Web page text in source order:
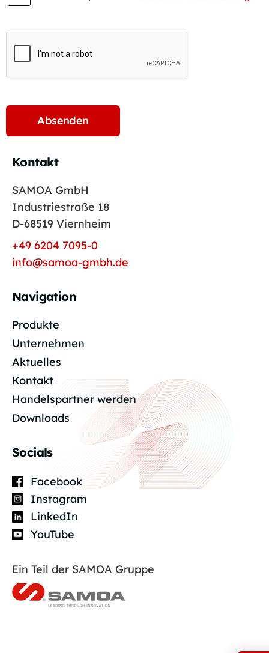
Kontakt
SAMOA GmbH
Industriestraße 18
D-68519 Viernheim
+49 6204 7095-0
info@samoa-gmbh.de
Navigation
Produkte
Unternehmen
Aktuelles
Kontakt
Handelspartner werden
Downloads
Socials
Facebook
Instagram
LinkedIn
YouTube
Ein Teil der SAMOA Gruppe